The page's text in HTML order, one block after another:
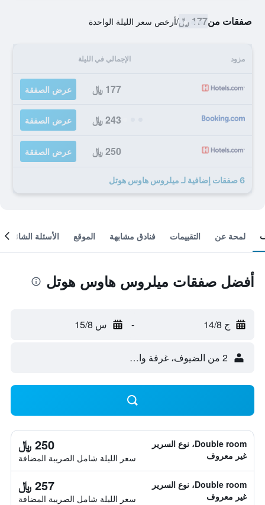
صفقات من177 ﷼ /أرخص سعر الليلة الواحدة
مزود الإجمالي في الليلة
177 ﷼ عرض الصفقة
243 ﷼ عرض الصفقة
250 ﷼ عرض الصفقة
6 صفقات إضافية لـ ميلروس هاوس هوتل
لمحة عن التقييمات فنادق مشابهة الموقع الأسئلة الشائعة
أفضل صفقات ميلروس هاوس هوتل
ج 14/8 - س 15/8
2 من الضيوف، غرفة واحدة
Double room، نوع السرير
غير معروف
250 ﷼
سعر الليلة شامل الصريبة المضافة
Double room، نوع السرير
غير معروف
257 ﷼
سعر الليلة شامل الصريبة المضافة